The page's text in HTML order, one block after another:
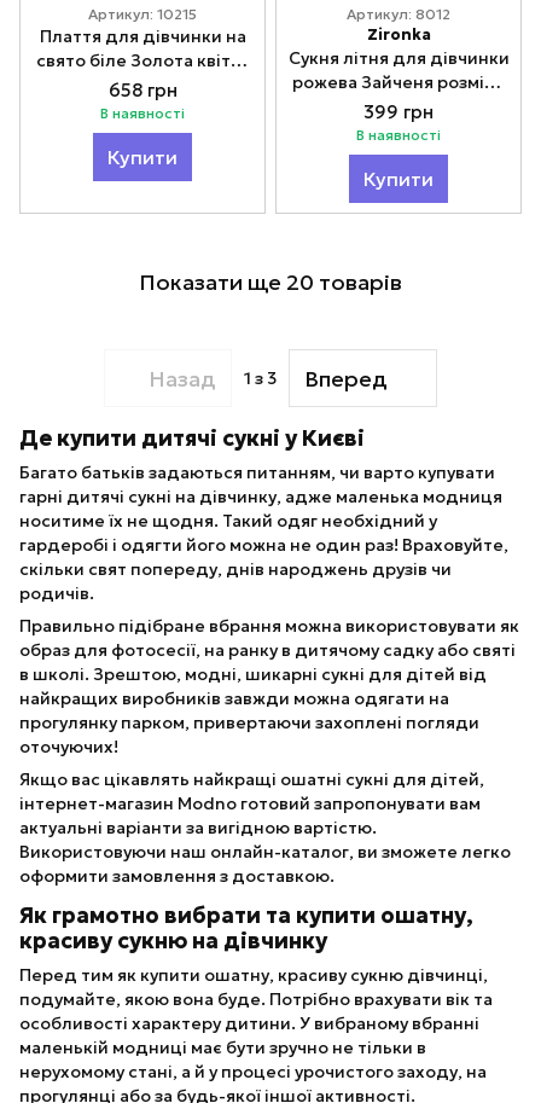
Артикул: 10215
Плаття для дівчинки на
свято біле Золота квітка
98-116
658 грн
В наявності
Купити
Артикул: 8012
Zironka
Сукня літня для дівчинки
рожева Зайченя розміри
116-128
399 грн
В наявності
Купити
Показати ще 20 товарів
Назад 1 з 3 Вперед
Де купити дитячі сукні у Києві
Багато батьків задаються питанням, чи варто купувати
гарні дитячі сукні на дівчинку, адже маленька модниця
носитиме їх не щодня. Такий одяг необхідний у
гардеробі і одягти його можна не один раз! Враховуйте,
скільки свят попереду, днів народжень друзів чи
родичів.
Правильно підібране вбрання можна використовувати як
образ для фотосесії, на ранку в дитячому садку або святі
в школі. Зрештою, модні, шикарні сукні для дітей від
найкращих виробників завжди можна одягати на
прогулянку парком, привертаючи захоплені погляди
оточуючих!
Якщо вас цікавлять найкращі ошатні сукні для дітей,
інтернет-магазин Modno готовий запропонувати вам
актуальні варіанти за вигідною вартістю.
Використовуючи наш онлайн-каталог, ви зможете легко
оформити замовлення з доставкою.
Як грамотно вибрати та купити ошатну,
красиву сукню на дівчинку
Перед тим як купити ошатну, красиву сукню дівчинці,
подумайте, якою вона буде. Потрібно врахувати вік та
особливості характеру дитини. У вибраному вбранні
маленькій модниці має бути зручно не тільки в
нерухомому стані, а й у процесі урочистого заходу, на
прогулянці або за будь-якої іншої активності.